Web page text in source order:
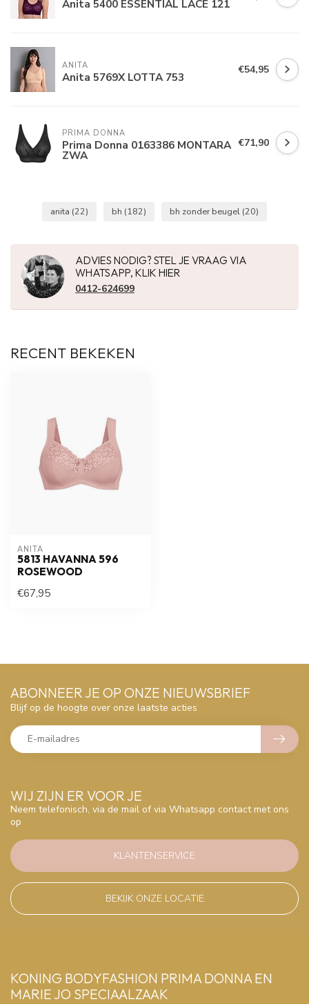
Anita 5400 ESSENTIAL LACE 121
ANITA
Anita 5769X LOTTA 753 €54,95
PRIMA DONNA
Prima Donna 0163386 MONTARA
ZWA
€71,90
anita (22) bh (182) bh zonder beugel (20)
ADVIES NODIG? STEL JE VRAAG VIA
WHATSAPP, KLIK HIER
0412-624699
RECENT BEKEKEN
ANITA
5813 HAVANNA 596
ROSEWOOD
€67,95
WIJ ZIJN ER VOOR JE
Neem telefonisch, via de mail of via Whatsapp contact met ons
op
KLANTENSERVICE
BEKIJK ONZE LOCATIE
ABONNEER JE OP ONZE NIEUWSBRIEF
Blijf op de hoogte over onze laatste acties
KONING BODYFASHION PRIMA DONNA EN
MARIE JO SPECIAALZAAK